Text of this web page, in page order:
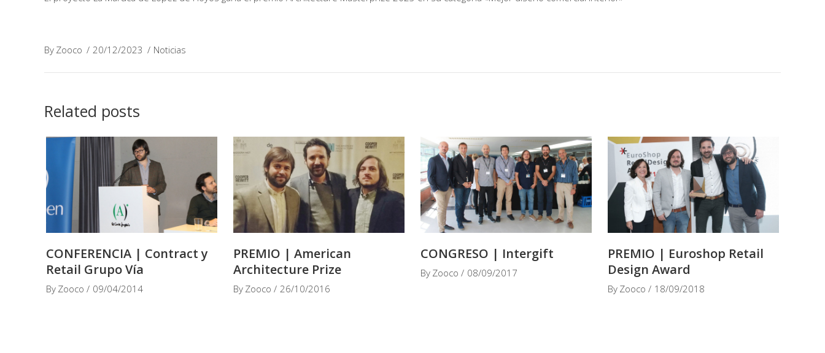
By Zooco 20/12/2023 Noticias
Related posts
CONFERENCIA | Contract y
Retail Grupo Vía
By Zooco 09/04/2014
PREMIO | American
Architecture Prize
By Zooco 26/10/2016
CONGRESO | Intergift
By Zooco 08/09/2017
PREMIO | Euroshop Retail
Design Award
By Zooco 18/09/2018